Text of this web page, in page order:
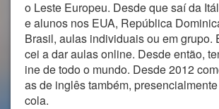
o Leste Europeu. Desde que saí da
e alunos nos EUA, República
Brasil, aulas individuais ou em grupo.
cei a dar aulas online. Desde então,
ine de todo o mundo. Desde 2012
as de inglês também,
cola.